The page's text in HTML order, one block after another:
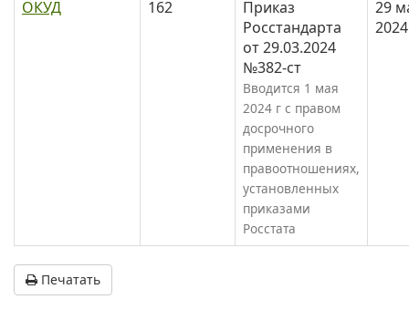
ОКУД
162
Приказ
Росстандарта
от 29.03.2024
№382-ст
Вводится 1 мая
2024 г с правом
досрочного
применения в
правоотношениях,
установленных
приказами
Росстата
29
Печатать